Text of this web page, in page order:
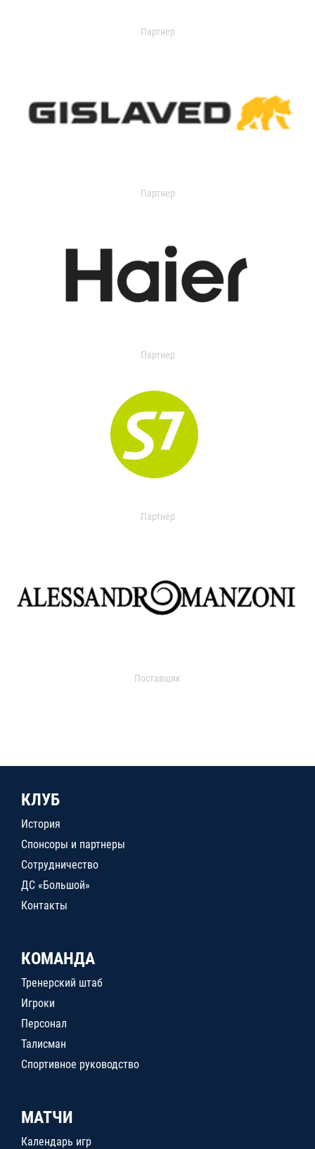
Партнер
Партнер
Партнер
Партнер
Поставщик
КЛУБ
История
Спонсоры и партнеры
Сотрудничество
ДС «Большой»
Контакты
КОМАНДА
Тренерский штаб
Игроки
Персонал
Талисман
Спортивное руководство
МАТЧИ
Календарь игр